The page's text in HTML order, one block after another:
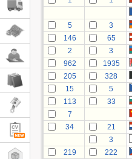
5
3
146
65
2
3
962
1935
205
328
15
5
113
33
7
34
21
3
219
222